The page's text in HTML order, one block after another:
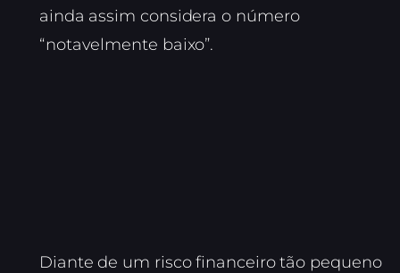
ainda assim considera o número
“notavelmente baixo”.
Diante de um risco financeiro tão pequeno